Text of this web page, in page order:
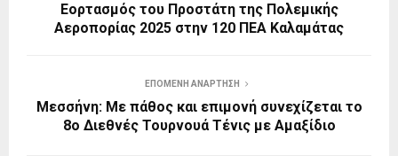
Εορτασμός του Προστάτη της Πολεμικής
Αεροπορίας 2025 στην 120 ΠΕΑ Καλαμάτας
ΕΠΌΜΕΝΗ ΑΝΆΡΤΗΣΗ
Μεσσήνη: Με πάθος και επιμονή συνεχίζεται το
8ο Διεθνές Τουρνουά Τένις με Αμαξίδιο